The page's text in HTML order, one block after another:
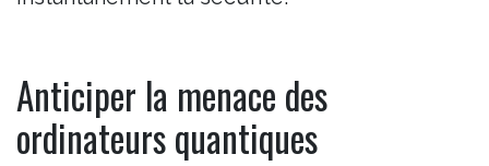
Anticiper la menace des
ordinateurs quantiques